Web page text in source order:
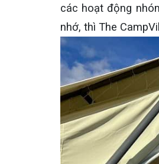
các hoạt động
nhớ, thì The